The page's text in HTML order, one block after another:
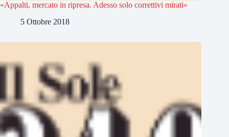
«Appalti, mercato in ripresa. Adesso solo correttivi mirati»
5 Ottobre 2018